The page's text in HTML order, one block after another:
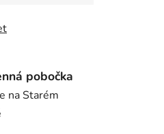
pobočka
na Starém